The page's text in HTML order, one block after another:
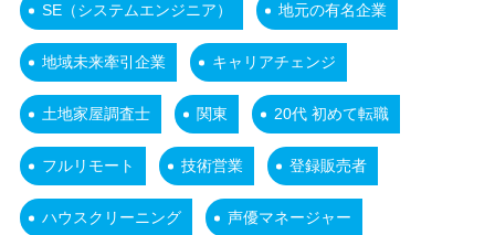
SE（システムエンジニア） 地元の有名企業
地域未来牽引企業 キャリアチェンジ
土地家屋調査士 関東 20代 初めて転職
フルリモート 技術営業 登録販売者
ハウスクリーニング 声優マネージャー